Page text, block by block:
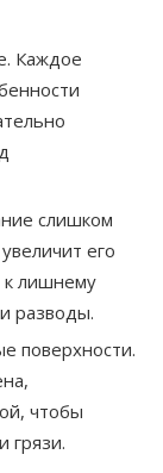
Каждое
слишком
его
к лишнему
разводы.
поверхности.
чтобы
грязи.